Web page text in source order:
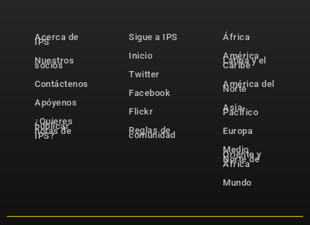
Acerca de
IPS
Nuestros
socios
Contáctenos
Apóyenos
¿Quieres
publicar
notas de
IPS?
Sigue a IPS
Inicio
Twitter
Facebook
Flickr
Reglas de
comunidad
África
América
Latina y el
Caribe
América del
Norte
Asia-
Pacífico
Europa
Medio
Oriente y
Norte de
África
Mundo